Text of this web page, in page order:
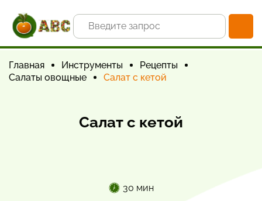
Главная Инструменты
Рецепты
Салаты овощные
Салат с кетой
Салат с кетой
30 мин